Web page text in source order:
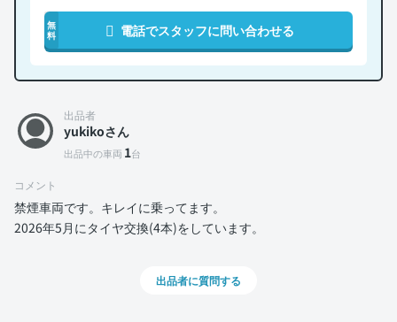
無
料
電話でスタッフに問い合わせる
出品者
yukikoさん
出品中の車両 1台
コメント
禁煙車両です。キレイに乗ってます。
2026年5月にタイヤ交換(4本)をしています。
出品者に質問する